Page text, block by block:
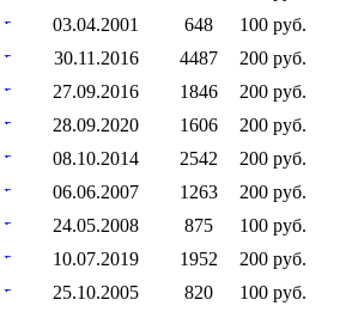
03.04.2001 648
100 руб.
30.11.2016 4487
200 руб.
27.09.2016 1846
200 руб.
28.09.2020 1606
200 руб.
08.10.2014 2542
200 руб.
06.06.2007 1263
200 руб.
24.05.2008 875
100 руб.
10.07.2019 1952
200 руб.
25.10.2005 820
100 руб.